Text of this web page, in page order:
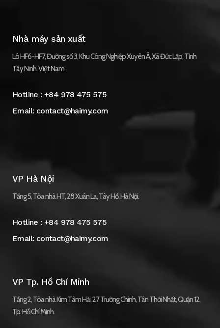
Nhà máy sản xuất
Lô HF6-HF7, Đường số 3, Khu Công Nghiệp Xuyên Á, Xã Đức Lập, Tỉnh
Tây Ninh, Việt Nam.
Hotline :+84 978 475 575
Email: contact@haimy.com
VP Hà Nội
Tầng 5, Tòa nhà HT, 28 Xuân La, Tây Hồ, Hà Nội.
Hotline :+84 978 475 575
Email: contact@haimy.com
VP Tp. Hồ Chí Minh
Tầng 2, Tòa nhà Kim Tâm Hải, 27 Trường Chinh, Tân Thới Nhất, Quận 12,
Tp. Hồ Chí Minh.